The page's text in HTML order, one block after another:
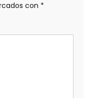
con *